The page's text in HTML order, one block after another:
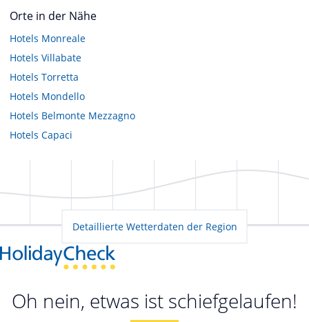
Orte in der Nähe
Hotels Monreale
Hotels Villabate
Hotels Torretta
Hotels Mondello
Hotels Belmonte Mezzagno
Hotels Capaci
Detaillierte Wetterdaten der Region
Oh nein, etwas ist schiefgelaufen!